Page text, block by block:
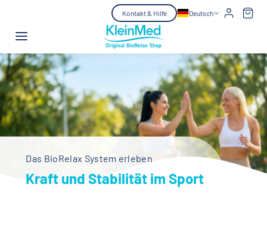
Kontakt & Hilfe Deutsch
Das BioRelax System erleben
Kraft und Stabilität im Sport